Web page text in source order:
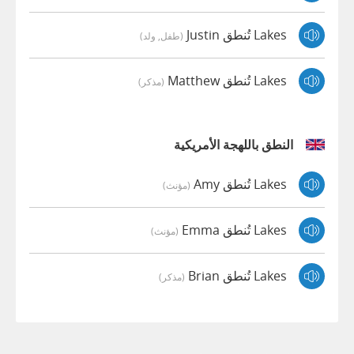
Lakes تُنطق Justin (طفل, ولد)
Lakes تُنطق Matthew (مذكر)
النطق باللهجة الأمريكية
Lakes تُنطق Amy (مؤنث)
Lakes تُنطق Emma (مؤنث)
Lakes تُنطق Brian (مذكر)